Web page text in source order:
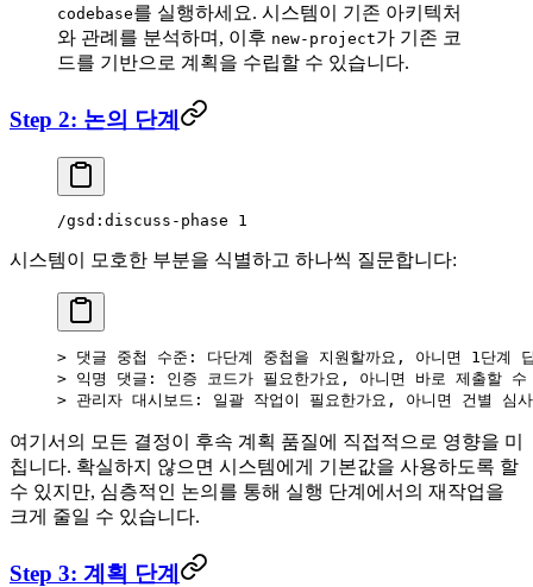
codebase를 실행하세요. 시스템이 기존 아키텍처
와 관례를 분석하며, 이후 new-project가 기존 코
드를 기반으로 계획을 수립할 수 있습니다.
Step 2: 논의 단계
/gsd:discuss-phase 1
시스템이 모호한 부분을 식별하고 하나씩 질문합니다:
> 댓글 중첩 수준: 다단계 중첩을 지원할까요, 아니면 1단계
> 익명 댓글: 인증 코드가 필요한가요, 아니면 바로 제출할 수
> 관리자 대시보드: 일괄 작업이 필요한가요, 아니면 건별 심사
여기서의 모든 결정이 후속 계획 품질에 직접적으로 영향을 미
칩니다. 확실하지 않으면 시스템에게 기본값을 사용하도록 할
수 있지만, 심층적인 논의를 통해 실행 단계에서의 재작업을
크게 줄일 수 있습니다.
Step 3: 계획 단계